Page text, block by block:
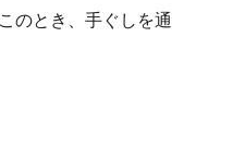
のとき、手ぐしを通